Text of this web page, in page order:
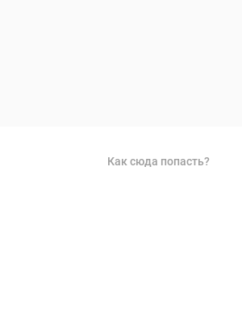
Как сюда попасть?